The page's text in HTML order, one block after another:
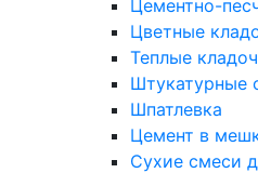
Цементно-
Цветные
Теплые
Штукатурные
Шпатлевка
Цемент в
Сухие смеси